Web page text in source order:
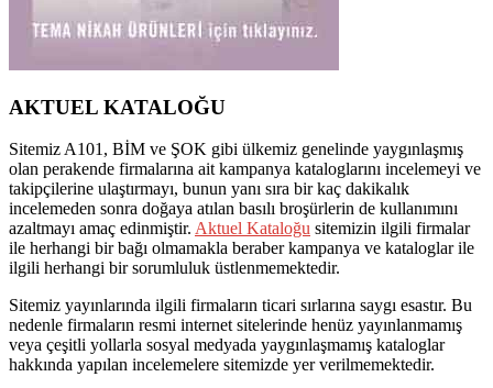
AKTUEL KATALOĞU
Sitemiz A101, BİM ve ŞOK gibi ülkemiz genelinde yaygınlaşmış
olan perakende firmalarına ait kampanya kataloglarını incelemeyi ve
takipçilerine ulaştırmayı, bunun yanı sıra bir kaç dakikalık
incelemeden sonra doğaya atılan basılı broşürlerin de kullanımını
azaltmayı amaç edinmiştir. Aktuel Kataloğu sitemizin ilgili firmalar
ile herhangi bir bağı olmamakla beraber kampanya ve kataloglar ile
ilgili herhangi bir sorumluluk üstlenmemektedir.
Sitemiz yayınlarında ilgili firmaların ticari sırlarına saygı esastır. Bu
nedenle firmaların resmi internet sitelerinde henüz yayınlanmamış
veya çeşitli yollarla sosyal medyada yaygınlaşmamış kataloglar
hakkında yapılan incelemelere sitemizde yer verilmemektedir.